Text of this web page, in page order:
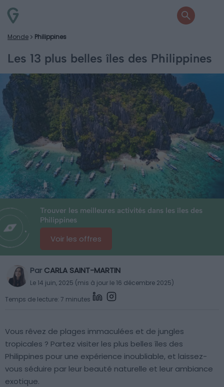
Monde Philippines
Les 13 plus belles îles des Philippines
Trouver les meilleures activités dans les îles des
Philippines
Voir les offres
Par CARLA SAINT-MARTIN
Le 14 juin, 2025 (mis à jour le 16 décembre 2025)
Temps de lecture: 7 minutes
Vous rêvez de plages immaculées et de jungles
tropicales ? Partez visiter les plus belles îles des
Philippines pour une expérience inoubliable, et laissez-
vous séduire par leur beauté naturelle et leur ambiance
exotique.